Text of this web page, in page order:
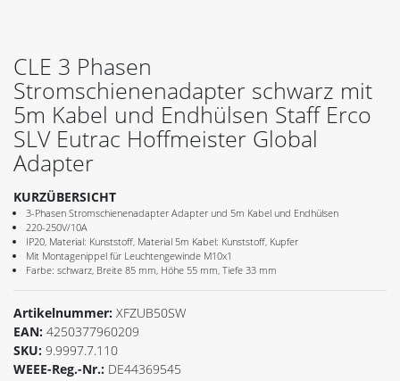
CLE 3 Phasen
Stromschienenadapter schwarz mit
5m Kabel und Endhülsen Staff Erco
SLV Eutrac Hoffmeister Global
Adapter
KURZÜBERSICHT
3-Phasen Stromschienenadapter Adapter und 5m Kabel und Endhülsen
220-250V/10A
IP20, Material: Kunststoff, Material 5m Kabel: Kunststoff, Kupfer
Mit Montagenippel für Leuchtengewinde M10x1
Farbe: schwarz, Breite 85 mm, Höhe 55 mm, Tiefe 33 mm
Artikelnummer: XFZUB50SW
EAN: 4250377960209
SKU: 9.9997.7.110
WEEE-Reg.-Nr.: DE44369545